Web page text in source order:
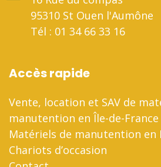
95310 St Ouen l'Aumône
Tél : 01 34 66 33 16
Accès rapide
Vente, location et SAV de
manutention en Île-de-France
Matériels de manutention en
Chariots d’occasion